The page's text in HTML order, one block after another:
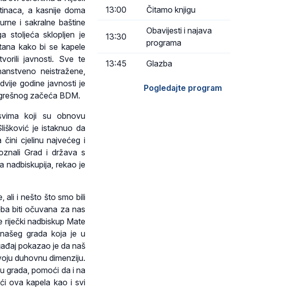
a kasnije doma
i sakralne baštine
stoljeća sklopljen je
kako bi se kapele
javnosti. Sve te
neistražene,
godine javnosti je
začeća BDM.
koji su obnovu
je istaknuo da
čini cjelinu najvećeg i
Grad i država s
nadbiskupija, rekao je
ali i nešto što smo bili
biti očuvana za nas
riječki nadbiskup Mate
grada koja je u
pokazao je da naš
duhovnu dimenziju.
grada, pomoći da i na
ova kapela kao i svi
13:00 Čitamo knjigu
13:30
Obavijesti i najava
programa
13:45 Glazba
Pogledajte program